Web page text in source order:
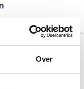
Over
is te gebruiken bij